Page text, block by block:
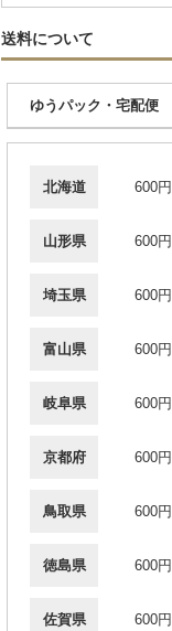
送料について
ゆうパック・宅配便
北海道 600円
山形県 600円
埼玉県 600円
富山県 600円
岐阜県 600円
京都府 600円
鳥取県 600円
徳島県 600円
佐賀県 600円